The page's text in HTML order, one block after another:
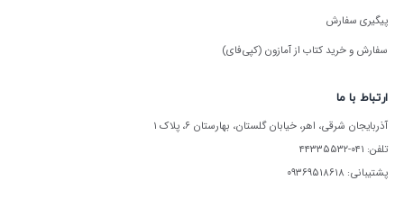
پیگیری سفارش
سفارش و خرید کتاب از آمازون (کپی‌فای)
ارتباط با ما
آذربایجان شرقی، اهر، خیابان گلستان، بهارستان ۶، پلاک ۱
تلفن: ۰۴۱-۴۴۳۳۵۵۳۲
پشتیبانی: ۰۹۳۶۹۵۱۸۶۱۸